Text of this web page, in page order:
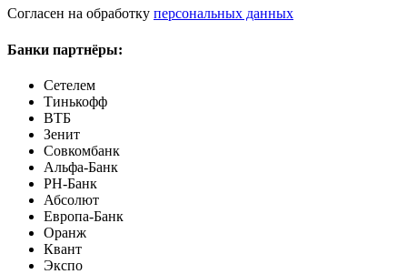
Согласен на обработку персональных данных
Банки партнёры:
Сетелем
Тинькофф
ВТБ
Зенит
Совкомбанк
Альфа-Банк
РН-Банк
Абсолют
Европа-Банк
Оранж
Квант
Экспо